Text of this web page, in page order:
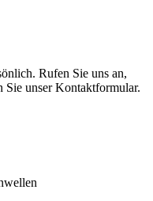
Rufen Sie uns an,
Sie unser Kontaktformular.